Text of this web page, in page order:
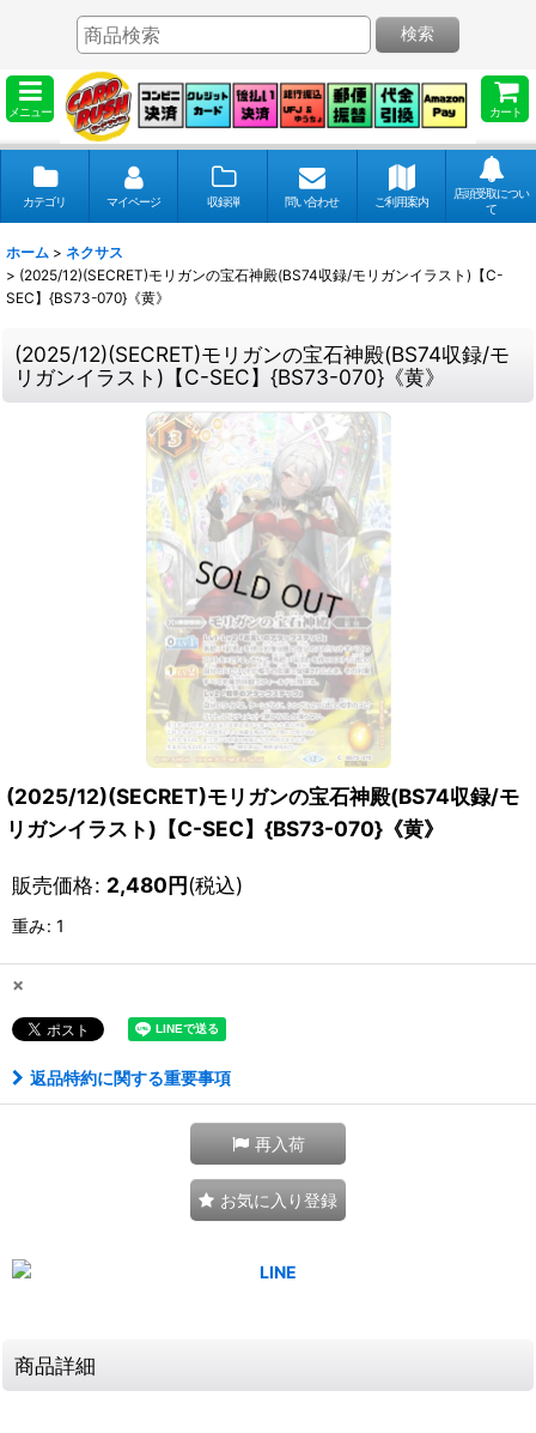
メニュー カート
検索
カテゴリ マイページ 収録弾 問い合わせ ご利用案内
店頭受取につい
て
ホーム > ネクサス
> (2025/12)(SECRET)モリガンの宝石神殿(BS74収録/モリガンイラスト)【C-
SEC】{BS73-070}《黄》
(2025/12)(SECRET)モリガンの宝石神殿(BS74収録/モ
リガンイラスト)【C-SEC】{BS73-070}《黄》
(2025/12)(SECRET)モリガンの宝石神殿(BS74収録/モ
リガンイラスト)【C-SEC】{BS73-070}《黄》
販売価格: 2,480円(税込)
重み: 1
×
返品特約に関する重要事項
再入荷
お気に入り登録
商品詳細